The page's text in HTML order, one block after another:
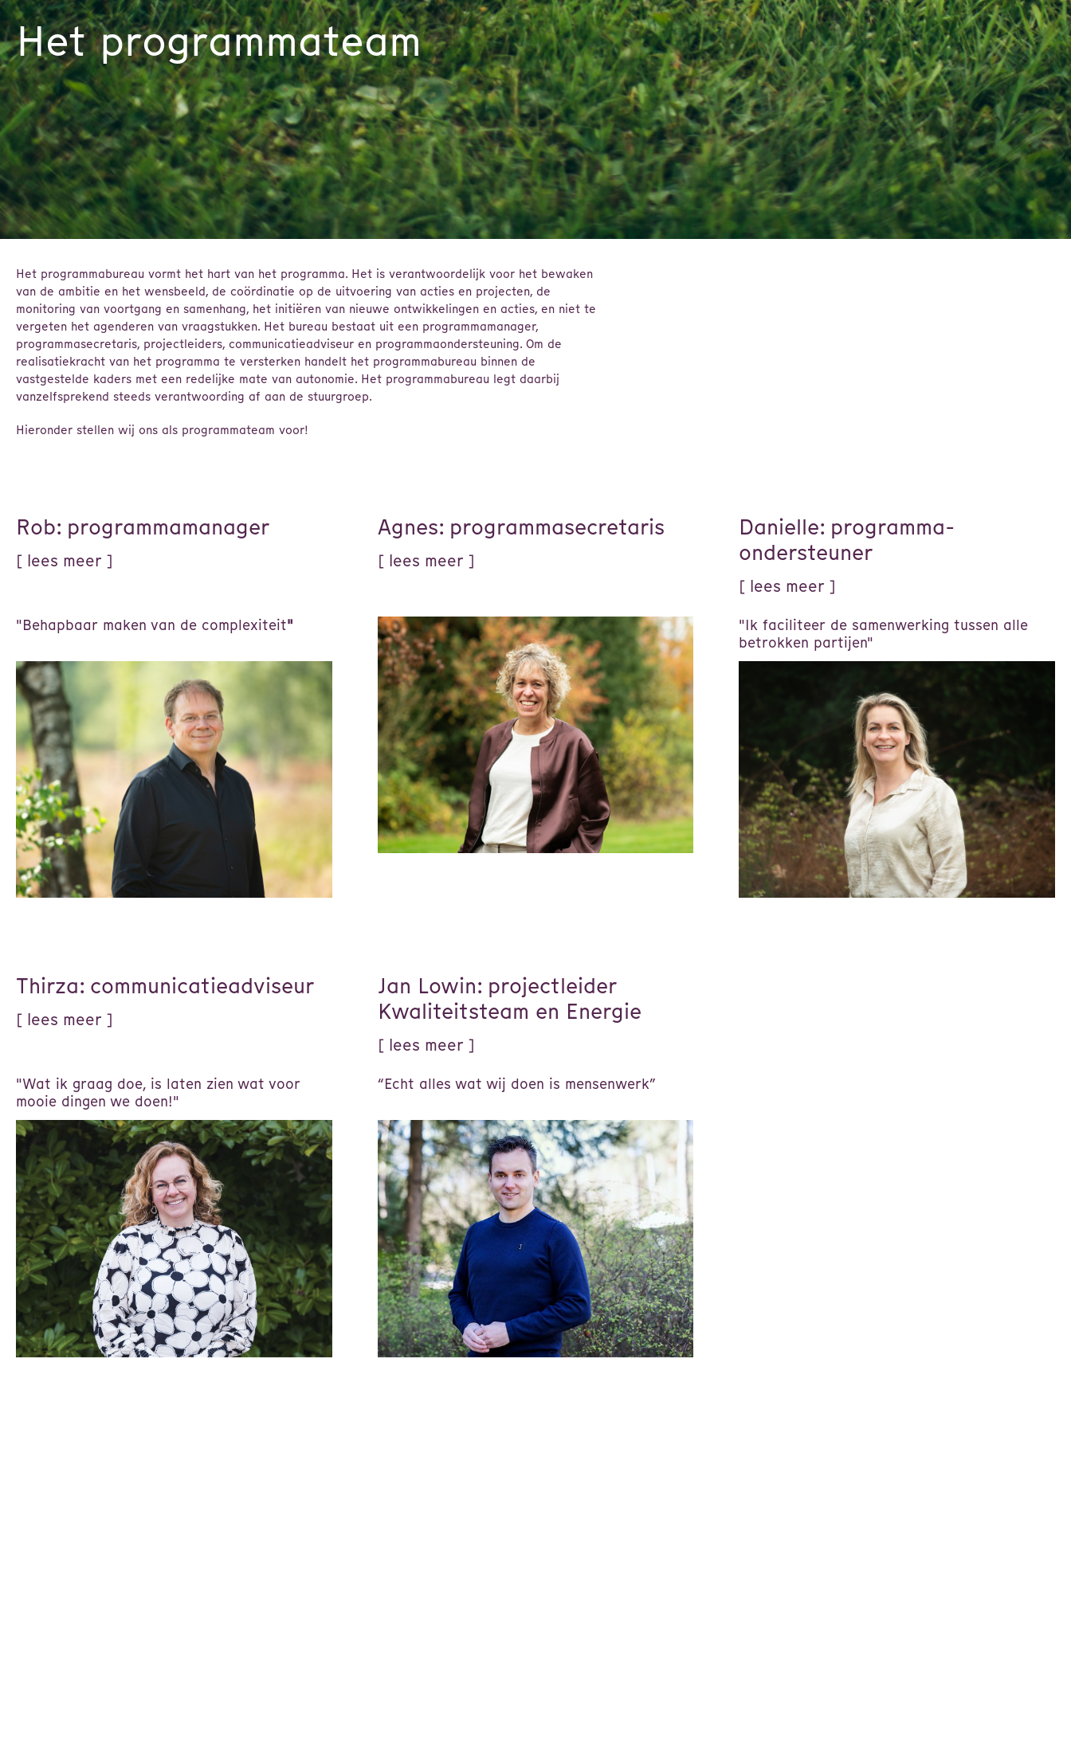
Het programmateam
Het programmabureau vormt het hart van het programma. Het is verantwoordelijk voor het bewaken
van de ambitie en het wensbeeld, de coördinatie op de uitvoering van acties en projecten, de
monitoring van voortgang en samenhang, het initiëren van nieuwe ontwikkelingen en acties, en niet te
vergeten het agenderen van vraagstukken. Het bureau bestaat uit een programmamanager,
programmasecretaris, projectleiders, communicatieadviseur en programmaondersteuning. Om de
realisatiekracht van het programma te versterken handelt het programmabureau binnen de
vastgestelde kaders met een redelijke mate van autonomie. Het programmabureau legt daarbij
vanzelfsprekend steeds verantwoording af aan de stuurgroep.
Hieronder stellen wij ons als programmateam voor!
Rob: programmamanager
"Behapbaar maken van de complexiteit"
Agnes: programmasecretaris
Danielle: programma-
ondersteuner
"Ik faciliteer de samenwerking tussen alle
betrokken partijen"
Thirza: communicatieadviseur
"Wat ik graag doe, is laten zien wat voor
mooie dingen we doen!"
Jan Lowin: projectleider
Kwaliteitsteam en Energie
“Echt alles wat wij doen is mensenwerk”